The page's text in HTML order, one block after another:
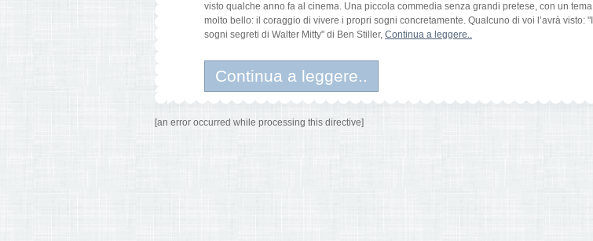
visto qualche anno fa al cinema. Una piccola commedia senza grandi pretese, con un tema
molto bello: il coraggio di vivere i propri sogni concretamente. Qualcuno di voi l’avrà visto: "I
sogni segreti di Walter Mitty" di Ben Stiller, Continua a leggere..
Continua a leggere..
[an error occurred while processing this directive]